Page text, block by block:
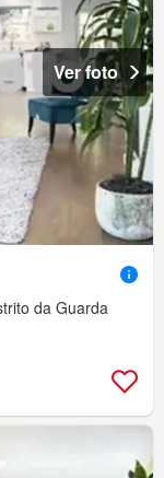
Ver foto
da Guarda